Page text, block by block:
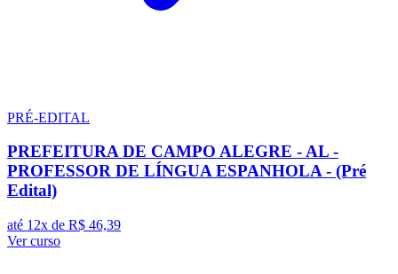
PRÉ-EDITAL
PREFEITURA DE CAMPO ALEGRE - AL -
PROFESSOR DE LÍNGUA ESPANHOLA - (Pré
Edital)
até 12x de R$ 46,39
Ver curso